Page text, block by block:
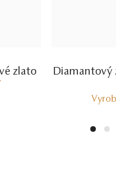
zlato
Diamantový
1 2